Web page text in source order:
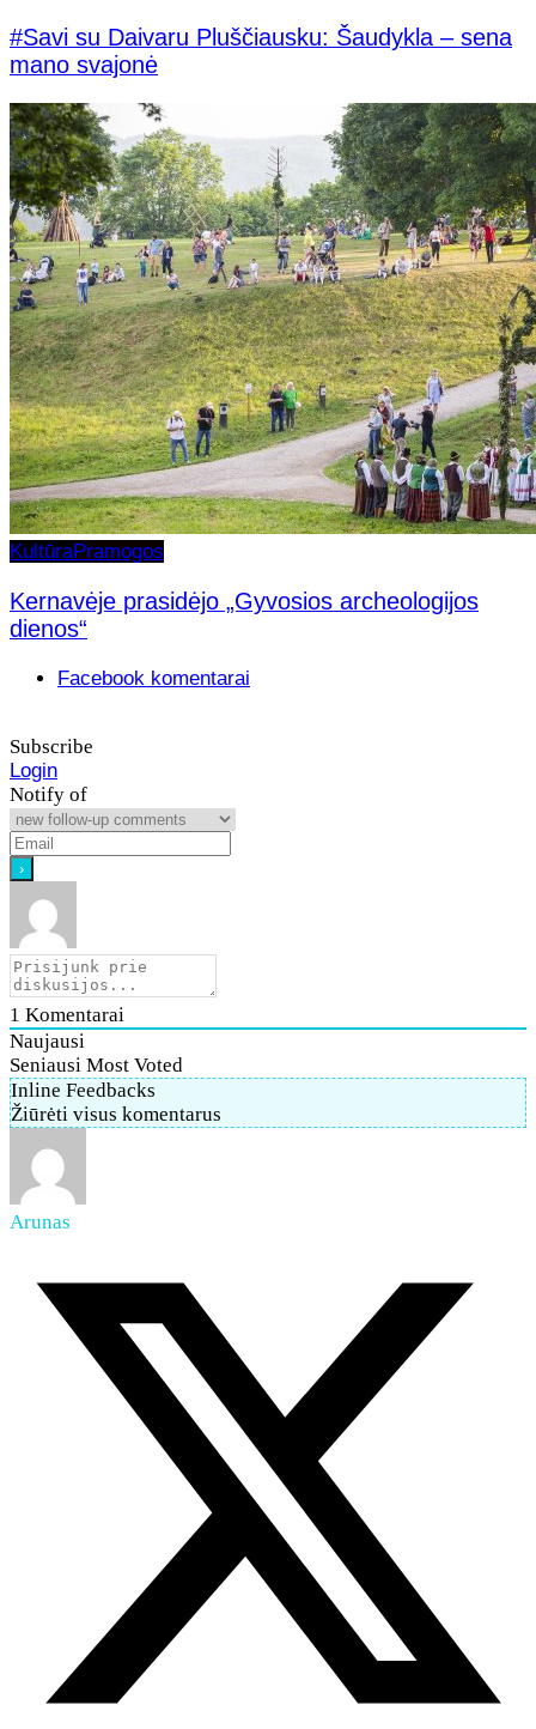
#Savi su Daivaru Pluščiausku: Šaudykla – sena
mano svajonė
KultūraPramogos
Kernavėje prasidėjo „Gyvosios archeologijos
dienos“
Facebook komentarai
Subscribe
Login
Notify of
1 Komentarai
Naujausi
Seniausi Most Voted
Inline Feedbacks
Žiūrėti visus komentarus
Arunas